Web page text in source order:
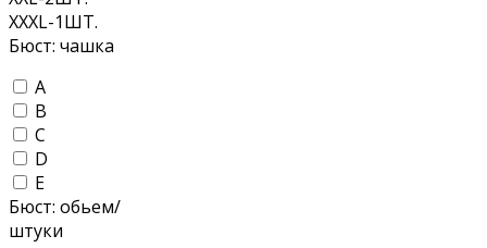
XXXL-1ШТ.
Бюст: чашка
A
B
C
D
E
Бюст: обьем/
штуки